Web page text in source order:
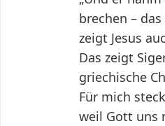
brechen –
zeigt Jesus
Das zeigt
griechische
Für mich
weil Gott uns